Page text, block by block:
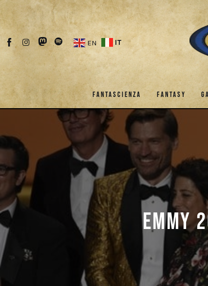
EN IT
FANTASCIENZA FANTASY
FANTASCIENZA
Fantascienza
Fantasy
Recensioni
Libri e fumetti
Emmy